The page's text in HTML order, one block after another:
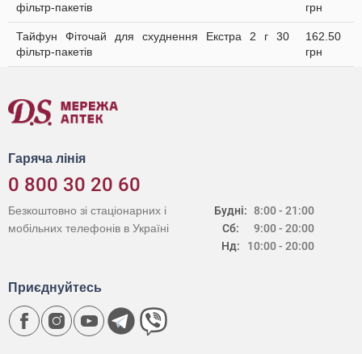
фільтр-пакетів
грн
Тайфун Фіточай для схуднення Екстра 2 г 30
фільтр-пакетів
162.50
грн
Гаряча лінія
0 800 30 20 60
Будні:
Сб:
Нд:
8:00 - 21:00
9:00 - 20:00
10:00 - 20:00
Безкоштовно зі стаціонарних і
мобільних телефонів в Україні
Приєднуйтесь